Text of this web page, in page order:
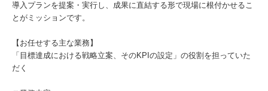
導入プランを提案・実行し、成果に直結する形で現場に根付かせるこ
とがミッションです。
【お任せする主な業務】
「目標達成における戦略立案、そのKPIの設定」の役割を担っていた
だく